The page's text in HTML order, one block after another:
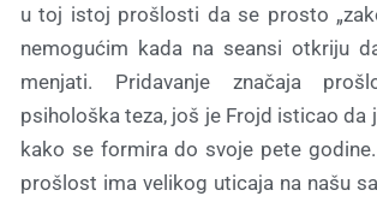
u toj istoj prošlosti da se prosto
nemogućim kada na seansi otkriju
menjati. Pridavanje značaja
psihološka teza, još je Frojd isticao da
kako se formira do svoje pete
prošlost ima velikog uticaja na našu